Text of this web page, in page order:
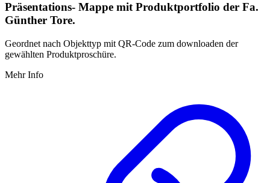
Präsentations- Mappe mit Produktportfolio der Fa.
Günther Tore.
Geordnet nach Objekttyp mit QR-Code zum downloaden der
gewählten Produktproschüre.
Mehr Info